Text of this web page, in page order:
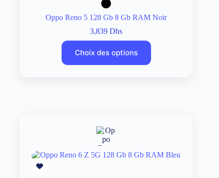
Oppo Reno 5 128 Gb 8 Gb RAM Noir
3,839Dhs
Choix des options